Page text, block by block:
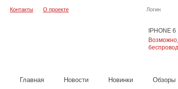
IPHONE 6
Логин
Контакты О проекте
Главная Новости Новинки Обзоры